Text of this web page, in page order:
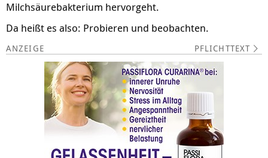
Milchsäurebakterium hervorgeht.
Da heißt es also: Probieren und beobachten.
PFLICHTTEXT